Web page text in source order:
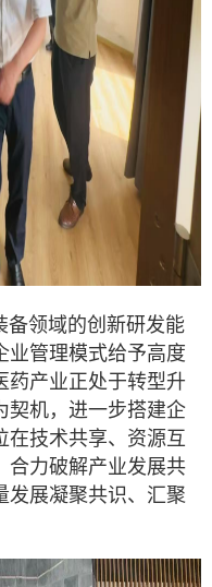
领域的创新研发能
业管理模式给予高度
药产业正处于转型升
契机，进一步搭建企
在技术共享、资源互
合力破解产业发展共
发展凝聚共识、汇聚